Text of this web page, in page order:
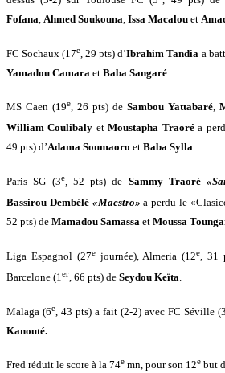
Fofana, Ahmed Soukouna, Issa Macalou et
FC Sochaux (17e , 29 pts) d’Ibrahim Tandia a
Yamadou Camara et Baba Sangaré
MS Caen (19e, 26 pts) de Sambou Yattabaré,
William Coulibaly etMoustapha Traoréa
49 pts) d’Adama Soumaoro et Baba Sylla.
Paris SG (3e, 52 pts) de Sammy Traoré
Bassirou Dembélé «Maestro»a perdu le
52 pts) de Mamadou Samassa et Moussa
Liga Espagnol (27ejournée), Almeria (12e
,
Barcelone (1er, 66 pts) de Seydou Keïta.
Malaga (6e , 43 pts) a fait (2-2) avec FC Séville (3
Kanouté.
Fred réduit le score à la 74e mn, pour son 12e but